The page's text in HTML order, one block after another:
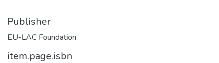
Publisher
EU-LAC Foundation
item.page.isbn